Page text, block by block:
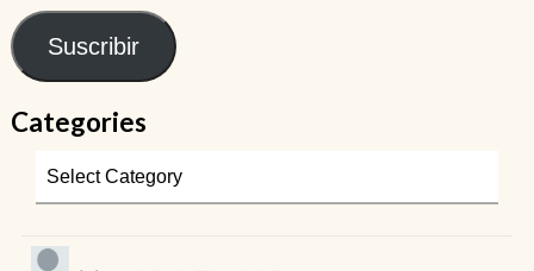
Suscribir
Categories